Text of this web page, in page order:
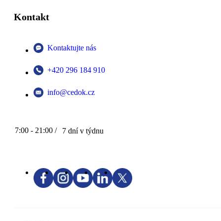
Kontakt
Kontaktujte nás
+420 296 184 910
info@cedok.cz
7:00 - 21:00 / 7 dní v týdnu